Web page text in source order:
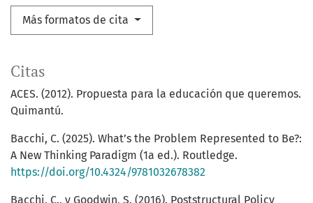
Más formatos de cita
Citas
ACES. (2012). Propuesta para la educación que queremos.
Quimantú.
Bacchi, C. (2025). What’s the Problem Represented to Be?:
A New Thinking Paradigm (1a ed.). Routledge.
https://doi.org/10.4324/9781032678382
Bacchi, C., y Goodwin, S. (2016). Poststructural Policy